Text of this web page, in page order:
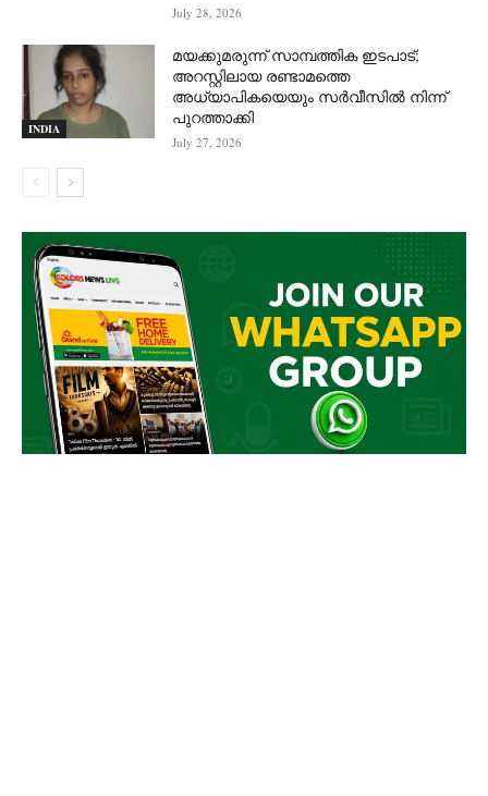
July 28, 2026
INDIA
മയക്കുമരുന്ന് സാമ്പത്തിക ഇടപാട്;
അറസ്റ്റിലായ രണ്ടാമത്തെ
അധ്യാപികയെയും സർവീസിൽ നിന്ന്
പുറത്താക്കി
July 27, 2026